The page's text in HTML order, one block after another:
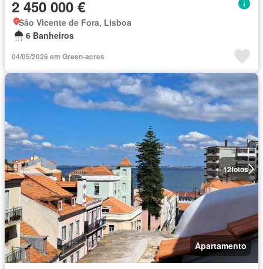
2 450 000 €
São Vicente de Fora, Lisboa
6 Banheiros
04/05/2026 em Green-acres
12fotos
Apartamento